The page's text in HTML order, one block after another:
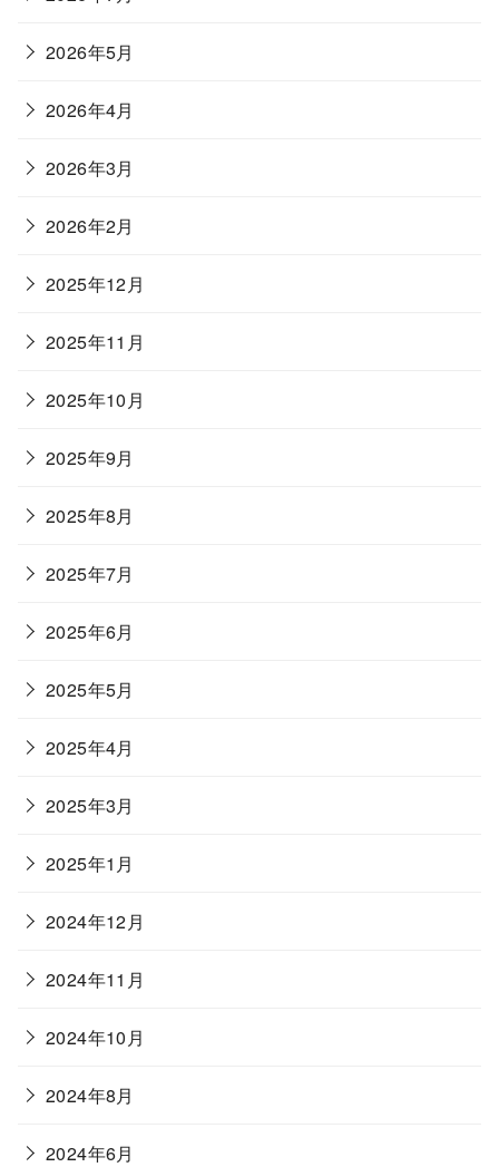
2026年5月
2026年4月
2026年3月
2026年2月
2025年12月
2025年11月
2025年10月
2025年9月
2025年8月
2025年7月
2025年6月
2025年5月
2025年4月
2025年3月
2025年1月
2024年12月
2024年11月
2024年10月
2024年8月
2024年6月